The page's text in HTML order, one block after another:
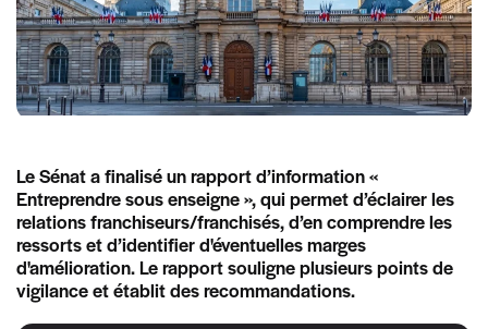
Le Sénat a finalisé un rapport d’information «
Entreprendre sous enseigne », qui permet d’éclairer les
relations franchiseurs/franchisés, d’en comprendre les
ressorts et d’identifier d'éventuelles marges
d'amélioration. Le rapport souligne plusieurs points de
vigilance et établit des recommandations.